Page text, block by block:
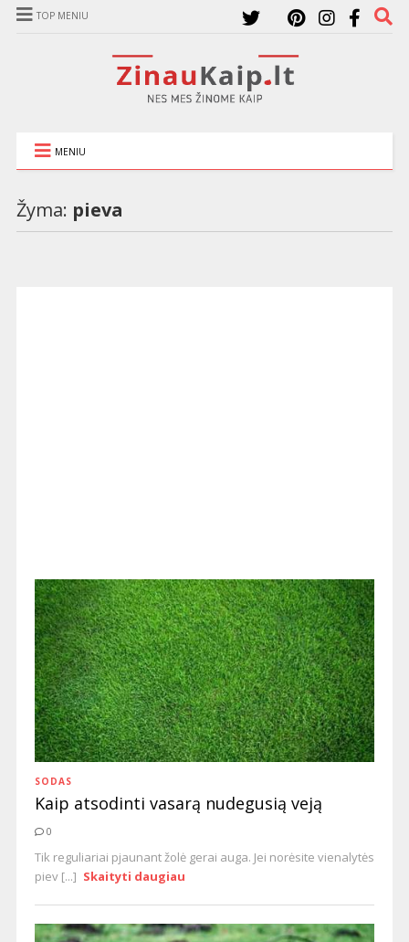
TOP MENIU
MENIU
Žyma: pieva
SODAS
Kaip atsodinti vasarą nudegusią veją
0
Tik reguliariai pjaunant žolė gerai auga. Jei norėsite vienalytės
piev [...] Skaityti daugiau